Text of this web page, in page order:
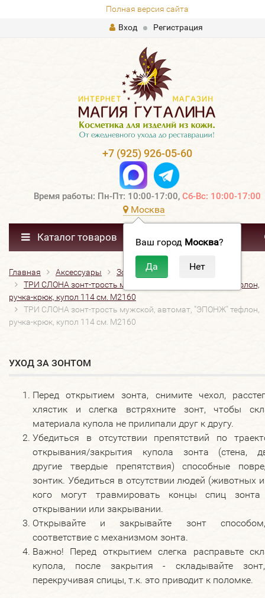
Полная версия сайта
Вход
Регистрация
+7 (925) 926-05-60
Время работы: Пн-Пт: 10:00-17:00, Сб-Вс: 10:00-17:00
Москва
Ваш город Москва?
Каталог товаров
Главная Аксессуары
Зонты
ТРИ СЛОНА зонт-трость мужской, автомат, "ЭПОНЖ" тефлон,
ручка-крюк, купол 114 см. M2160
ТРИ СЛОНА зонт-трость мужской, автомат, "ЭПОНЖ" тефлон,
ручка-крюк, купол 114 см. M2160
УХОД ЗА ЗОНТОМ
Перед открытием зонта, снимите чехол,
хлястик и слегка встряхните зонт, чтобы
материала купола не прилипали друг к другу.
Убедиться в отсутствии препятствий по
открывания/закрытия купола зонта (стена,
другие твердые препятствия) способные
зонтик. Убедиться в отсутствии людей (животных
кого могут травмировать концы спиц
открывании или закрывании.
Открывайте и закрывайте зонт
соответствие с механизмом зонта.
Важно! Перед открытием слегка расправьте
купола, после закрытия - складывайте
перекручивая спицы, т.к. это приводит к поломке.